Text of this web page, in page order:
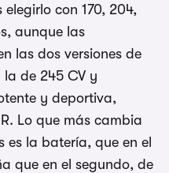
con 170, 204,
aunque las
las dos versiones de
de 245 CV y
y deportiva,
Lo que más cambia
es la batería, que en el
que en el segundo, de